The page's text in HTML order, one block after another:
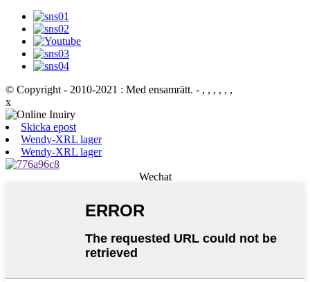
© Copyright - 2010-2021 : Med ensamrätt. - , , , , , ,
x
Skicka epost
Wendy-XRL lager
Wendy-XRL lager
Wechat